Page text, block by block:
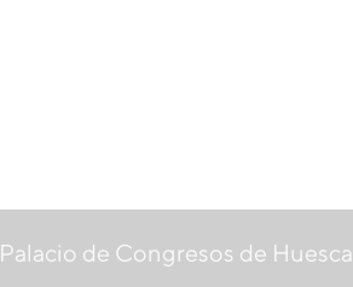
Palacio de Congresos de Huesca